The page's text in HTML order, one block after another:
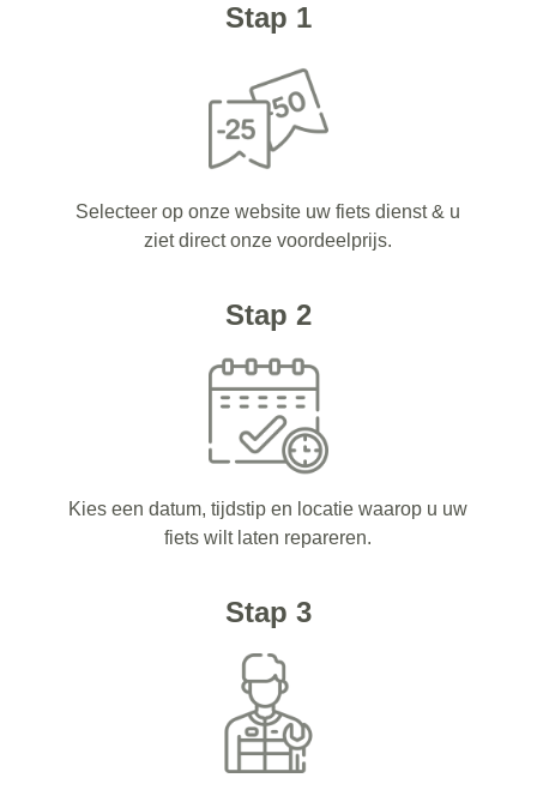
Stap 1
Selecteer op onze website uw fiets dienst & u
ziet direct onze voordeelprijs.
Stap 2
Kies een datum, tijdstip en locatie waarop u uw
fiets wilt laten repareren.
Stap 3